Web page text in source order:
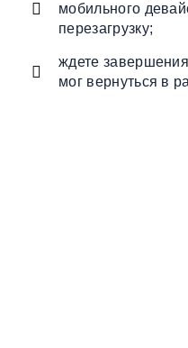
мобильного
перезагрузку;
ждете
мог вернуться в